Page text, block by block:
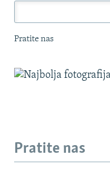
Pratite nas
Pratite nas